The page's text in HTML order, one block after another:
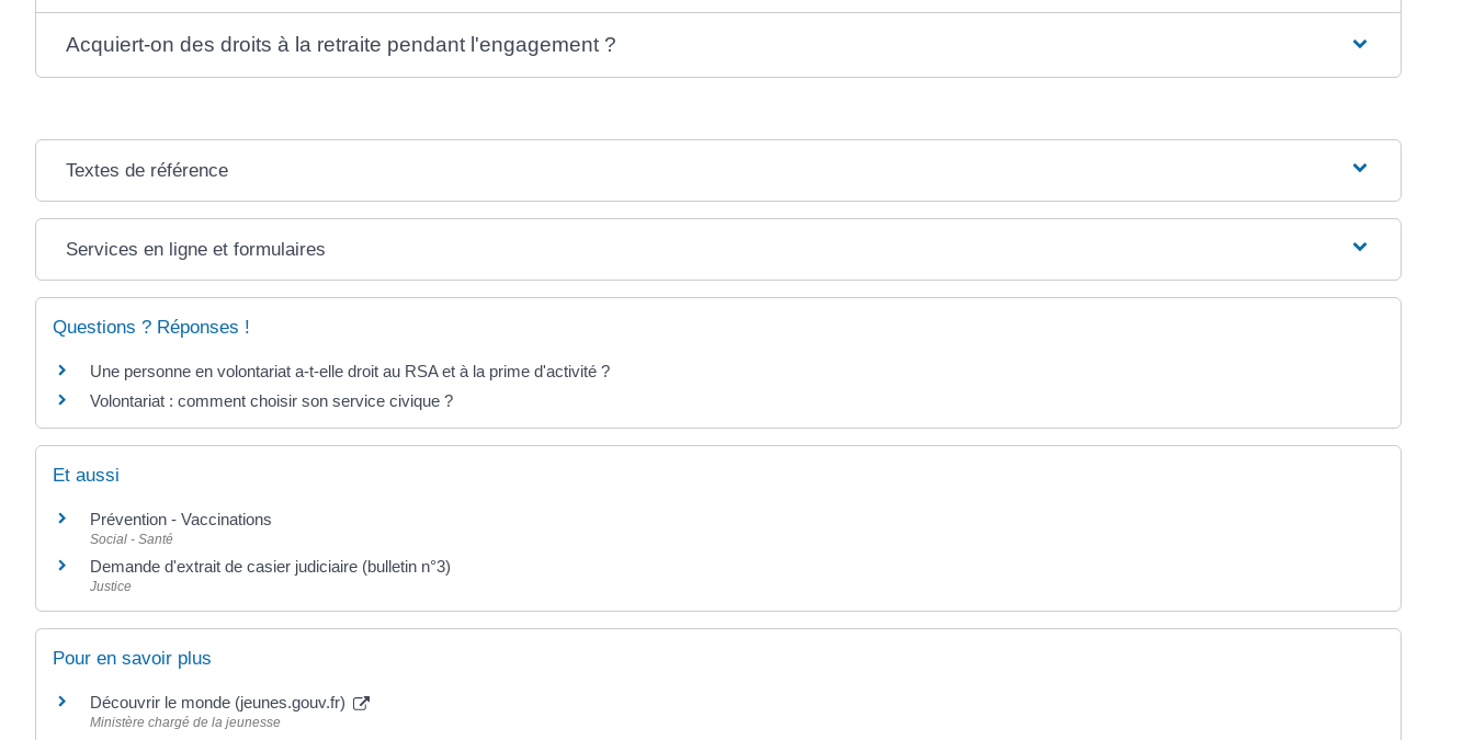
Acquiert-on des droits à la retraite pendant l'engagement ?
Textes de référence
Services en ligne et formulaires
Questions ? Réponses !
Une personne en volontariat a-t-elle droit au RSA et à la prime d'activité ?
Volontariat : comment choisir son service civique ?
Et aussi
Prévention - Vaccinations
Social - Santé
Demande d'extrait de casier judiciaire (bulletin n°3)
Justice
Pour en savoir plus
Découvrir le monde (jeunes.gouv.fr)
Ministère chargé de la jeunesse